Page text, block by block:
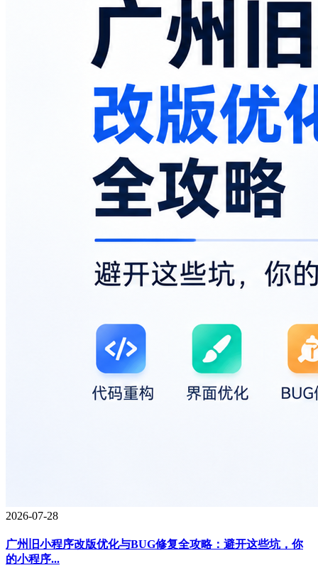
2026-07-28
广州旧小程序改版优化与BUG修复全攻略：避开这些坑，你
的小程序...